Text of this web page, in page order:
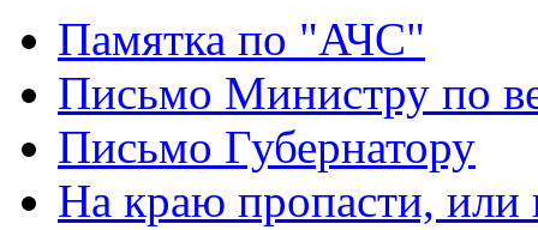
Памятка по "АЧС"
Письмо Министру по
Письмо Губернатору
На краю пропасти, или